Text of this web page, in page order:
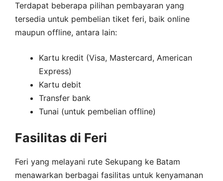
Terdapat beberapa pilihan pembayaran yang
tersedia untuk pembelian tiket feri, baik online
maupun offline, antara lain:
Kartu kredit (Visa, Mastercard, American
Express)
Kartu debit
Transfer bank
Tunai (untuk pembelian offline)
Fasilitas di Feri
Feri yang melayani rute Sekupang ke Batam
menawarkan berbagai fasilitas untuk kenyamanan